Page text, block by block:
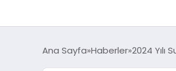
Ana Sayfa Haberler 2024